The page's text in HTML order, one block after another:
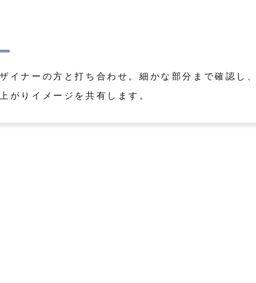
イナーの方と打ち合わせ。細かな部分まで確認し、
がりイメージを共有します。